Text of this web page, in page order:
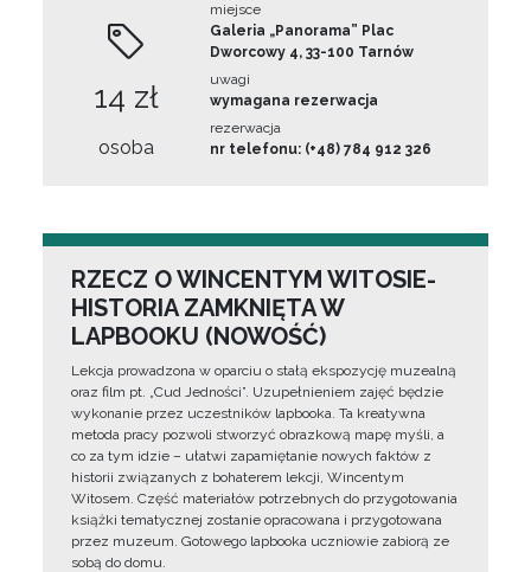
14 zł
osoba
miejsce
Galeria „Panorama” Plac
Dworcowy 4, 33-100 Tarnów
uwagi
wymagana rezerwacja
rezerwacja
nr telefonu: (+48) 784 912 326
RZECZ O WINCENTYM WITOSIE-
HISTORIA ZAMKNIĘTA W
LAPBOOKU (NOWOŚĆ)
Lekcja prowadzona w oparciu o stałą ekspozycję muzealną
oraz film pt. „Cud Jedności”. Uzupełnieniem zajęć będzie
wykonanie przez uczestników lapbooka. Ta kreatywna
metoda pracy pozwoli stworzyć obrazkową mapę myśli, a
co za tym idzie – ułatwi zapamiętanie nowych faktów z
historii związanych z bohaterem lekcji, Wincentym
Witosem. Część materiałów potrzebnych do przygotowania
książki tematycznej zostanie opracowana i przygotowana
przez muzeum. Gotowego lapbooka uczniowie zabiorą ze
sobą do domu.